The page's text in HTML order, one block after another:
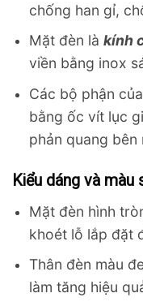
chống han gỉ,
Mặt đèn là kính
viền bằng inox
Các bộ phận
bằng ốc vít lục
phản quang bên
Kiểu dáng và màu
Mặt đèn hình
khoét lỗ lắp đặt
Thân đèn màu
làm tăng hiệu